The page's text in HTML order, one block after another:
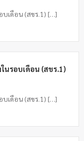
บเดือน (สขร.1) […]
นรอบเดือน (สขร.1)
บเดือน (สขร.1) […]